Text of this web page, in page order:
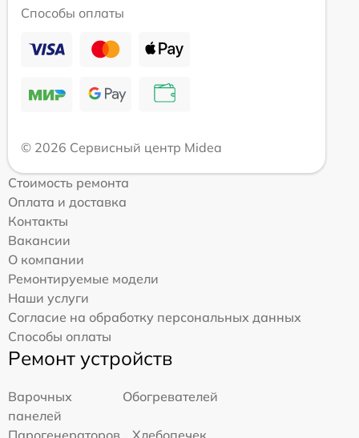
Способы оплаты
© 2026 Сервисный центр Midea
Стоимость ремонта
Оплата и доставка
Контакты
Вакансии
О компании
Ремонтируемые модели
Наши услуги
Согласие на обработку персональных данных
Способы оплаты
Ремонт устройств
Варочных
панелей
Обогревателей
Парогенераторов
Хлебопечек